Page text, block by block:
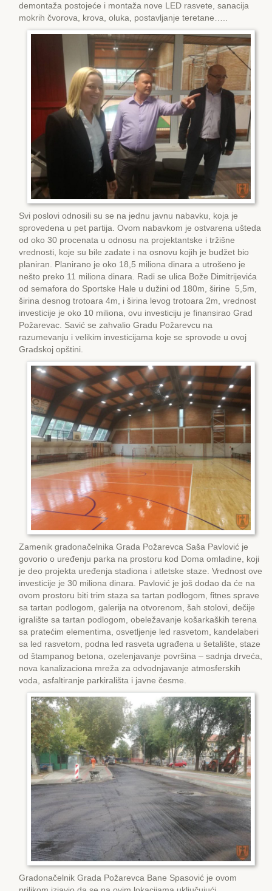
demontaža postojeće i montaža nove LЕD rasvete, sanacija
mokrih čvorova, krova, oluka, postavljanje teretane…..
Svi poslovi odnosili su se na jednu javnu nabavku, koja je
sprovedena u pet partija. Ovom nabavkom je ostvarena ušteda
od oko 30 procenata u odnosu na projektantske i tržišne
vrednosti, koje su bile zadate i na osnovu kojih je budžet bio
planiran. Planirano je oko 18,5 miliona dinara a utrošeno je
nešto preko 11 miliona dinara. Radi se ulica Bože Dimitrijevića
od semafora do Sportske Hale u dužini od 180m, širine 5,5m,
širina desnog trotoara 4m, i širina levog trotoara 2m, vrednost
investicije je oko 10 miliona, ovu investiciju je finansirao Grad
Požarevac. Savić se zahvalio Gradu Požarevcu na
razumevanju i velikim investicijama koje se sprovode u ovoj
Gradskoj opštini.
Zamenik gradonačelnika Grada Požarevca Saša Pavlović je
govorio o uređenju parka na prostoru kod Doma omladine, koji
je deo projekta uređenja stadiona i atletske staze. Vrednost ove
investicije je 30 miliona dinara. Pavlović je još dodao da će na
ovom prostoru biti trim staza sa tartan podlogom, fitnes sprave
sa tartan podlogom, galerija na otvorenom, šah stolovi, dečije
igralište sa tartan podlogom, obeležavanje košarkaških terena
sa pratećim elementima, osvetljenje led rasvetom, kandelaberi
sa led rasvetom, podna led rasveta ugrađena u šetalište, staze
od štampanog betona, ozelenjavanje površina – sadnja drveća,
nova kanalizaciona mreža za odvodnjavanje atmosferskih
voda, asfaltiranje parkirališta i javne česme.
Gradonačelnik Grada Požarevca Bane Spasović je ovom